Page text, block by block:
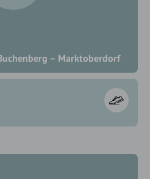
– Marktoberdorf